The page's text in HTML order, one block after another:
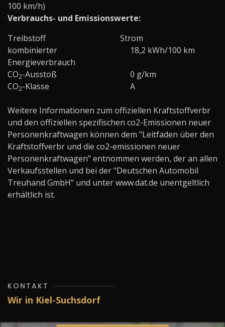
100 km/h)
Verbrauchs- und Emissionswerte:
Treibstoff
Strom
kombinierter
Energieverbrauch
18,2 kWh/100 km
CO2-Ausstoß
0 g/km
CO2-Klasse A
Weitere Informationen zum offiziellen Kraftstoffverbr
und den offiziellen spezifischen co2-Emissionen neuer
Personenkraftwagen können dem "Leitfaden über den
Kraftstoffverbr und die co2-emissionen neuer
Personenkraftwagen" entnommen werden, der an allen
Verkaufsstellen und bei der "Deutschen Automobil
Treuhand GmbH" und unter www.dat.de unentgeltlich
erhältlich ist.
KONTAKT
Wir in Kiel-Suchsdorf